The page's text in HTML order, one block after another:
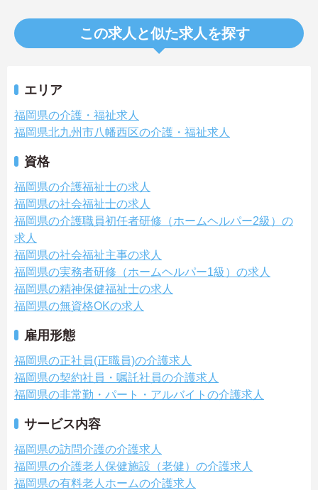
この求人と似た求人を探す
エリア
福岡県の介護・福祉求人
福岡県北九州市八幡西区の介護・福祉求人
資格
福岡県の介護福祉士の求人
福岡県の社会福祉士の求人
福岡県の介護職員初任者研修（ホームヘルパー2級）の
求人
福岡県の社会福祉主事の求人
福岡県の実務者研修（ホームヘルパー1級）の求人
福岡県の精神保健福祉士の求人
福岡県の無資格OKの求人
雇用形態
福岡県の正社員(正職員)の介護求人
福岡県の契約社員・嘱託社員の介護求人
福岡県の非常勤・パート・アルバイトの介護求人
サービス内容
福岡県の訪問介護の介護求人
福岡県の介護老人保健施設（老健）の介護求人
福岡県の有料老人ホームの介護求人